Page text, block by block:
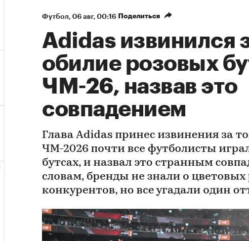
Футбол⁠, 06 авг, 00:16 Поделиться
Adidas извинился
обилие розовых
ЧМ-26, назвав это
совпадением
Глава Adidas принес извинения за
ЧМ-2026 почти все футболисты
бутсах, и назвал это странным
словам, бренды не знали о
конкурентов, но все угадали один